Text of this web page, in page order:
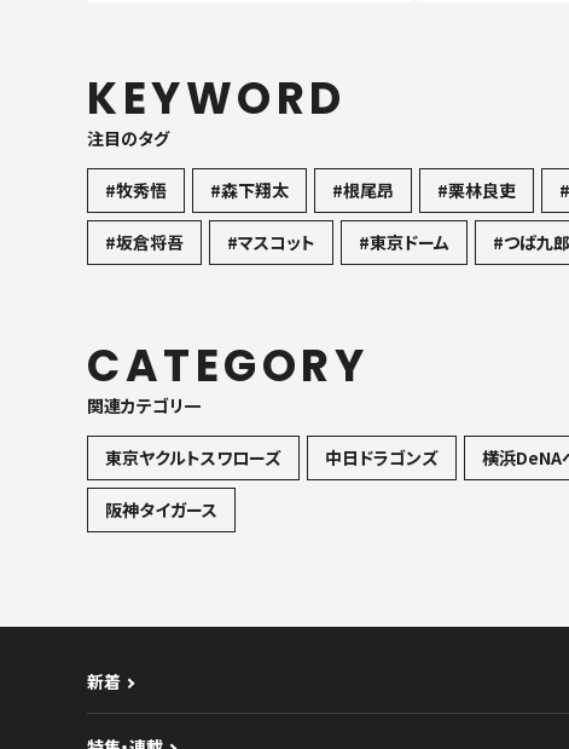
KEYWORD
注目のタグ
#牧秀悟 #森下翔太 #根尾昂 #栗林良吏
#坂倉将吾 #マスコット #東京ドーム #つば九郎
CATEGORY
関連カテゴリ一
東京ヤクルトスワローズ 中日ドラゴンズ 横浜DeNA
阪神タイガース
新着